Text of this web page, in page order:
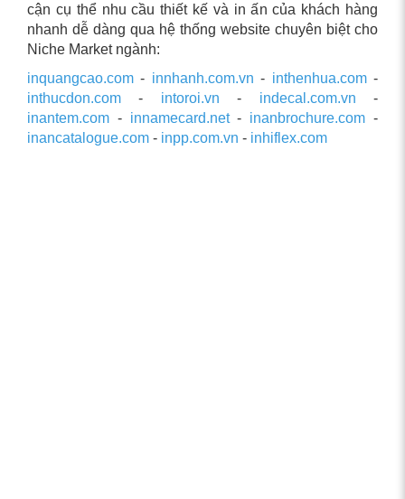
cận cụ thể nhu cầu thiết kế và in ấn của khách hàng
nhanh dễ dàng qua hệ thống website chuyên biệt cho
Niche Market ngành:
inquangcao.com - innhanh.com.vn - inthenhua.com-
inthucdon.com - intoroi.vn - indecal.com.vn -
inantem.com - innamecard.net- inanbrochure.com -
inancatalogue.com - inpp.com.vn - inhiflex.com